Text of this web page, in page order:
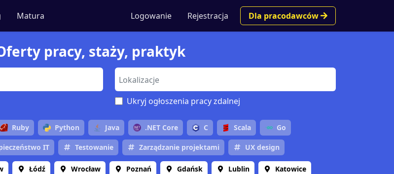
Matura Logowanie Rejestracja Dla pracodawców
pracy, staży, praktyk
Ukryj ogłoszenia pracy zdalnej
Ruby Python Java .NET Core C Scala Go
IT Testowanie Zarządzanie projektami UX design
Łódź Wrocław Poznań Gdańsk Lublin Katowice